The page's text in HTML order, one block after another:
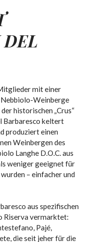
mit einer
Weinberge
historischen „Crus“
Barbaresco keltert
produziert einen
Weinbergen des
Langhe D.O.C. aus
weniger geeignet für
– einfacher und
aus spezifischen
Riserva vermarktet:
Pajé,
die seit jeher für die